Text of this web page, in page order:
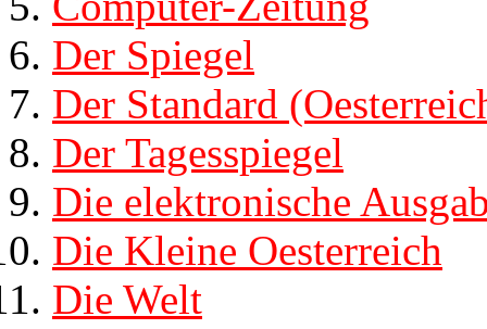
Der Spiegel
Der Standard
Der Tagesspiegel
Die elektronische
Die Kleine Oesterreich
Die Welt